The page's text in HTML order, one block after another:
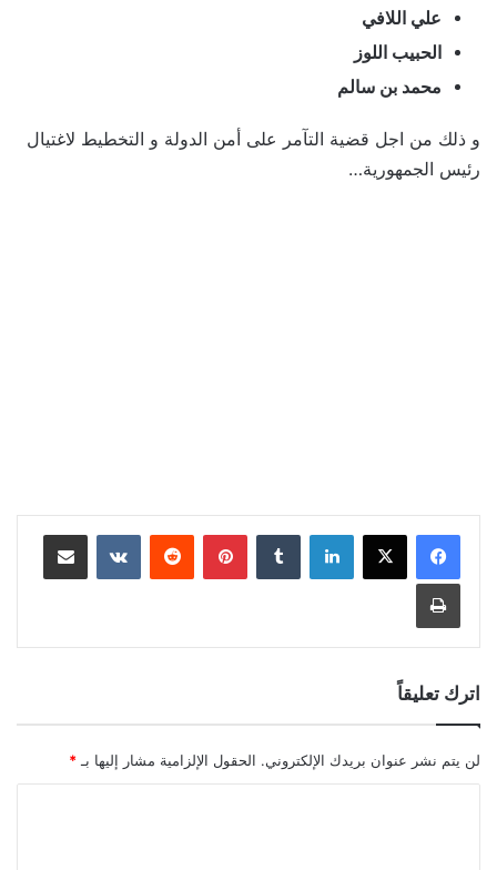
علي اللافي
الحبيب اللوز
محمد بن سالم
و ذلك من اجل قضية التآمر على أمن الدولة و التخطيط لاغتيال
رئيس الجمهورية…
لينكدإن بينتيريست مشاركة عبر البريد
طباعة
اترك تعليقاً
لن يتم نشر عنوان بريدك الإلكتروني. الحقول الإلزامية مشار إليها بـ *